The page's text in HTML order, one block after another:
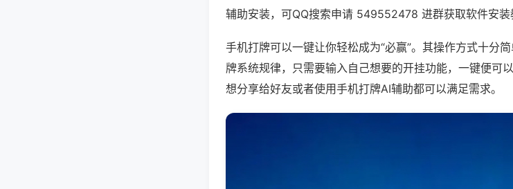
辅助安装，可QQ搜索申请 549552478 进群获取软件安装
手机打牌可以一键让你轻松成为“必赢”。其操作方式十分
牌系统规律，只需要输入自己想要的开挂功能，一键便可
想分享给好友或者使用手机打牌AI辅助都可以满足需求。